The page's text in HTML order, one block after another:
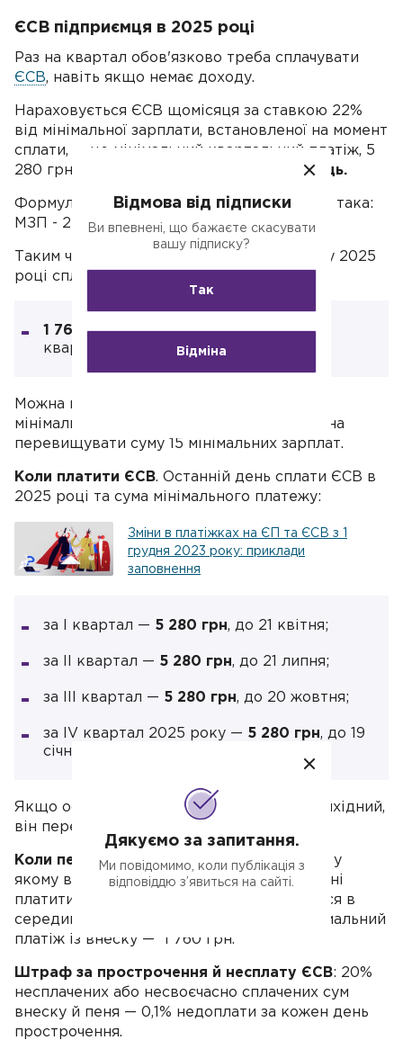
ЄСВ підприємця в 2025 році
Раз на квартал обов'язково треба сплачувати
ЄСВ, навіть якщо немає доходу.
Нараховується ЄСВ щомісяця за ставкою 22%
від мінімальної зарплати, встановленої на момент
сплати, — це мінімальний квартальний платіж, 5
280 грн на квартал або
1 760 грн на місяць.
Формула для розрахунку ЄСВ у 2025 році така:
МЗП - 22%.
Таким чином, ФОП на спрощеній системі у 2025
році сплачують ЄСВ в розмірі:
1 760 грн на місяцьабо 5 280 грн на
квартал.
Можна платити ЄСВ і з більшої суми, ніж
мінімалка, але база нарахування не повинна
перевищувати суму 15 мінімальних зарплат.
Коли платити ЄСВ. Останній день сплати ЄСВ в
2025 році та сума мінімального платежу:
Зміни в платіжках на ЄП та ЄСВ з 1
грудня 2023 року: приклади
заповнення
за I квартал — 5 280 грн, до 21 квітня;
за II квартал — 5 280 грн, до 21 липня;
за III квартал — 5 280 грн, до 20 жовтня;
за IV квартал 2025 року — 5 280 грн, до 19
січня 2026 року.
Якщо останній день сплати випадає на вихідний,
він переноситься на наступний робочий.
Коли перший раз платити ЄСВ. За місяць, у
якому ви стали підприємцем, ви зобов'язані
платити ЄСВ, навіть якщо зареєструвалися в
середині або наприкінці місяця. Ваш мінімальний
платіж із внеску — 1 760 грн.
Штраф за прострочення й несплату ЄСВ: 20%
несплачених або несвоєчасно сплачених сум
внеску й пеня — 0,1% недоплати за кожен день
прострочення.
Дякуємо за запитання.
Ми повідомимо, коли публікація з
відповіддю з’явиться на сайті.
Відмова від підписки
Ви впевнені, що бажаєте скасувати
вашу підписку?
Так
Відміна